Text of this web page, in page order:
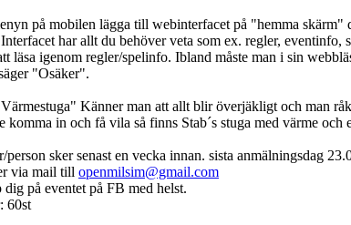
på mobilen lägga till webinterfacet på "hemma skärm"
har allt du behöver veta som ex. regler, eventinfo,
läsa igenom regler/spelinfo. Ibland måste man i sin
"Osäker".
Känner man att allt blir överjäkligt och man
komma in och få vila så finns Stab´s stuga med värme och
person sker senast en vecka innan. sista anmälningsdag
via mail till openmilsim@gmail.com
dig på eventet på FB med helst.
60st